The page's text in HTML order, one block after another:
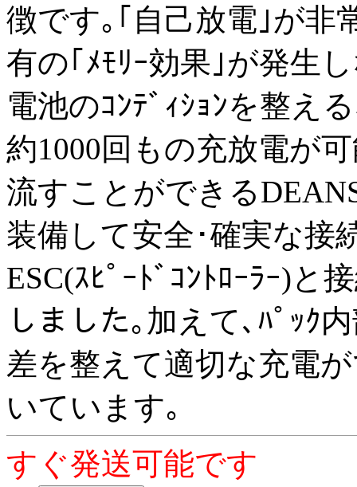
徴です｡｢自己放電｣が非
有の｢ﾒﾓﾘｰ効果｣が発生
電池のｺﾝﾃﾞｨｼｮﾝを整え
約1000回もの充放電が
流すことができる
装備して安全･確実な接
ESC(ｽﾋﾟｰﾄﾞｺﾝﾄﾛｰﾗｰ)と
しました｡加えて､ﾊﾟｯｸ
差を整えて適切な充電
いています｡
すぐ発送可能です